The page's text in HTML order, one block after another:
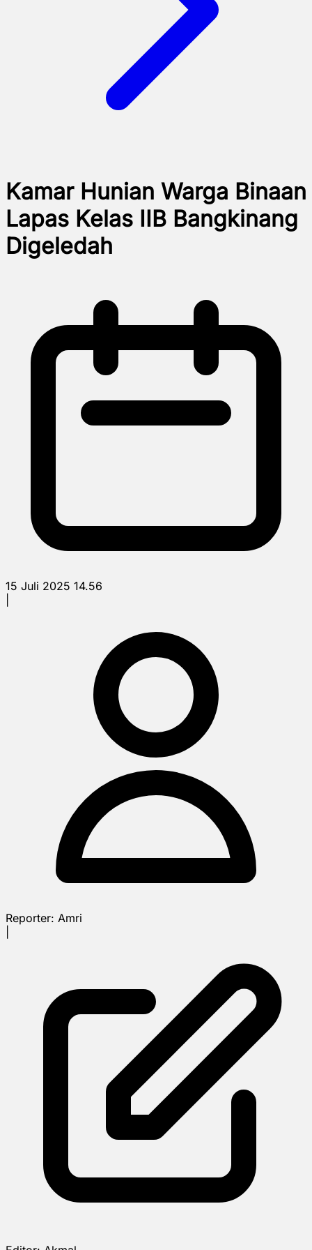
Kamar Hunian Warga Binaan
Lapas Kelas IIB Bangkinang
Digeledah
15 Juli 2025 14.56
Reporter: Amri